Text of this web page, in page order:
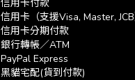
信用卡付款
信用卡（支援Visa, Master,
信用卡分期付款
銀行轉帳／ATM
PayPal Express
黑貓宅配(貨到付款)